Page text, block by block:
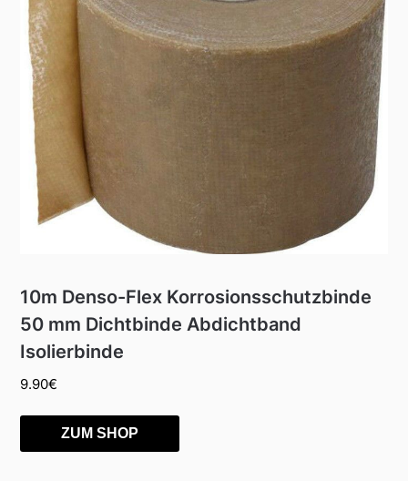
10m Denso-Flex Korrosionsschutzbinde
50 mm Dichtbinde Abdichtband
Isolierbinde
9.90€
ZUM SHOP